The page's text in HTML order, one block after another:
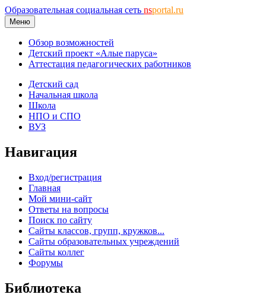
Образовательная социальная сеть nsportal.ru
Меню
Обзор возможностей
Детский проект «Алые паруса»
Аттестация педагогических работников
Детский сад
Начальная школа
Школа
НПО и СПО
ВУЗ
Навигация
Вход/регистрация
Главная
Мой мини-сайт
Ответы на вопросы
Поиск по сайту
Сайты классов, групп, кружков...
Сайты образовательных учреждений
Сайты коллег
Форумы
Библиотека